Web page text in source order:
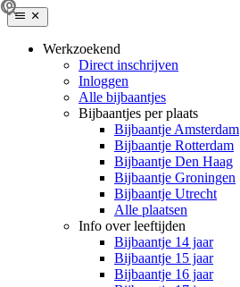
Werkzoekend
Direct inschrijven
Inloggen
Alle bijbaantjes
Bijbaantjes per plaats
Bijbaantje Amsterdam
Bijbaantje Rotterdam
Bijbaantje Den Haag
Bijbaantje Groningen
Bijbaantje Utrecht
Alle plaatsen
Info over leeftijden
Bijbaantje 14 jaar
Bijbaantje 15 jaar
Bijbaantje 16 jaar